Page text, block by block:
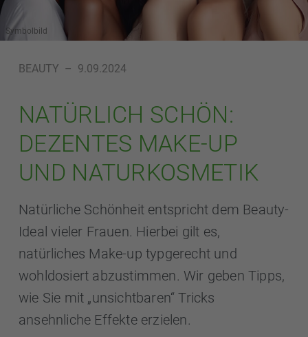
Symbolbild
BEAUTY – 9.09.2024
NATÜRLICH SCHÖN:
DEZENTES MAKE-UP
UND NATURKOSMETIK
Natürliche Schönheit entspricht dem Beauty-
Ideal vieler Frauen. Hierbei gilt es,
natürliches Make-up typgerecht und
wohldosiert abzustimmen. Wir geben Tipps,
wie Sie mit „unsichtbaren“ Tricks
ansehnliche Effekte erzielen.